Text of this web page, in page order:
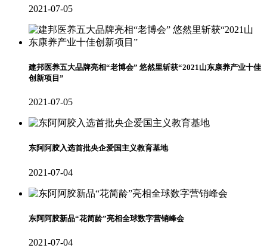
2021-07-05
建邦医养五大品牌亮相“老博会” 悠然里斩获“2021山东康养产业十佳
创新项目”
2021-07-05
东阿阿胶入选首批央企爱国主义教育基地
2021-07-04
东阿阿胶新品“花简龄”亮相全球数字营销峰会
2021-07-04